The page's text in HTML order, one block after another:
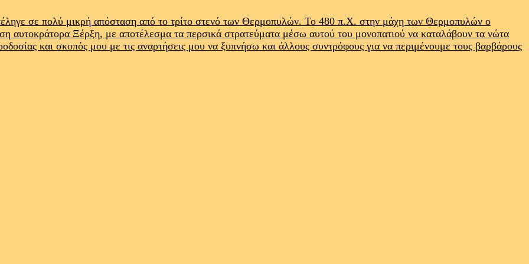
σε πολύ μικρή απόσταση από το τρίτο στενό των Θερμοπυλών. Το 480 π.Χ. στην μάχη των Θερμοπυλών ο
αυτοκράτορα Ξέρξη, με αποτέλεσμα τα περσικά στρατεύματα μέσω αυτού του μονοπατιού να καταλάβουν τα νώτα
και σκοπός μου με τις αναρτήσεις μου να ξυπνήσω και άλλους συντρόφους για να περιμένουμε τους βαρβάρους